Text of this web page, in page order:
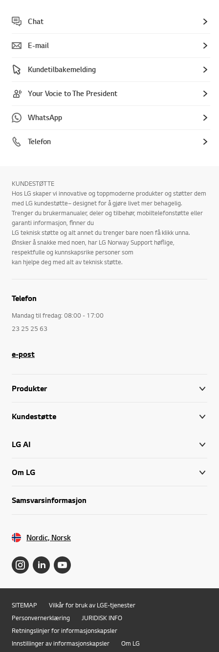
Chat
E-mail
Kundetilbakemelding
Your Vocie to The President
WhatsApp
Telefon
KUNDESTØTTE
Hos LG skaper vi innovative og toppmoderne produkter og støtter dem
med LG kundestøtte– designet for å gjøre livet mer behagelig.
Trenger du brukermanualer, deler og tilbehør, mobiltelefonstøtte eller
garanti informasjon, finner du
LG teknisk støtte og alt annet du trenger bare noen få klikk unna.
Ønsker å snakke med noen, har LG Norway Support høflige,
respektfulle og kunnskapsrike personer som
kan hjelpe deg med alt av teknisk støtte.
Telefon
Mandag til fredag: 08:00 - 17:00
23 25 25 63
e-post
Produkter
Kundestøtte
LG AI
Om LG
Samsvarsinformasjon
Nordic, Norsk
SITEMAP
Vilkår for bruk av LGE-tjenester
Personvernerklæring
JURIDISK INFO
Retningslinjer for informasjonskapsler
Innstillinger av informasjonskapsler
Om LG